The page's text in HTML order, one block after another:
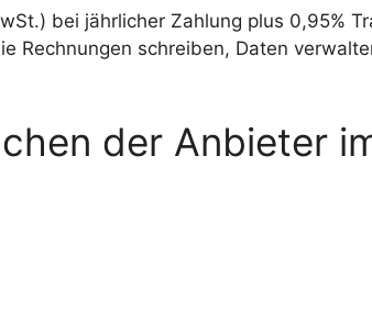
bei jährlicher Zahlung plus 0,95%
Rechnungen schreiben, Daten
der Anbieter